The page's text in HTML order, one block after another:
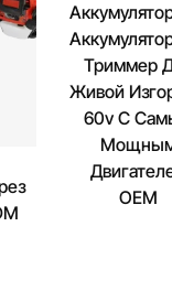
Триммер
Живой
60v С
OEM